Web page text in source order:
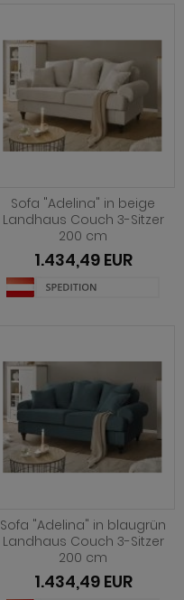
Sofa "Adelina" in beige
Landhaus Couch 3-Sitzer
200 cm
1.434,49 EUR
Sofa "Adelina" in blaugrün
Landhaus Couch 3-Sitzer
200 cm
1.434,49 EUR